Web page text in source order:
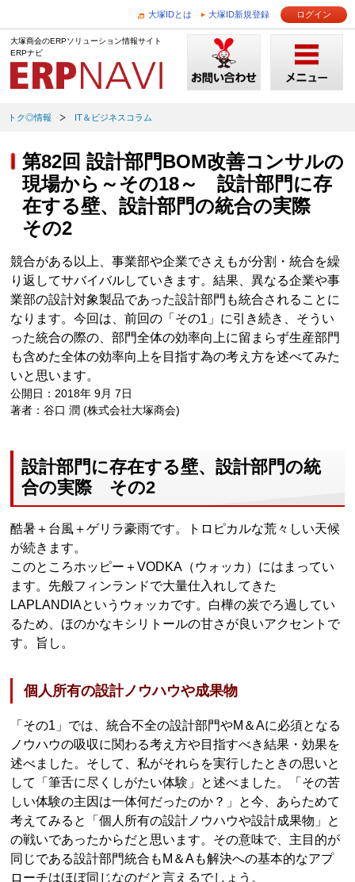
大塚IDとは 大塚ID新規登録 ログイン
大塚商会のERPソリューション情報サイト
ERPナビ
トク◎情報 IT＆ビジネスコラム
第82回 設計部門BOM改善コンサルの
現場から～その18～ 設計部門に存
在する壁、設計部門の統合の実際
その2
競合がある以上、事業部や企業でさえもが分割・統合を繰
り返してサバイバルしていきます。結果、異なる企業や事
業部の設計対象製品であった設計部門も統合されることに
なります。今回は、前回の「その1」に引き続き、そうい
った統合の際の、部門全体の効率向上に留まらず生産部門
も含めた全体の効率向上を目指す為の考え方を述べてみた
いと思います。
公開日：2018年 9月 7日
著者：谷口 潤 (株式会社大塚商会)
設計部門に存在する壁、設計部門の統
合の実際 その2
酷暑＋台風＋ゲリラ豪雨です。トロピカルな荒々しい天候
が続きます。
このところホッピー＋VODKA（ウォッカ）にはまってい
ます。先般フィンランドで大量仕入れしてきた
LAPLANDIAというウォッカです。白樺の炭でろ過してい
るため、ほのかなキシリトールの甘さが良いアクセントで
す。旨し。
個人所有の設計ノウハウや成果物
「その1」では、統合不全の設計部門やM＆Aに必須となる
ノウハウの吸収に関わる考え方や目指すべき結果・効果を
述べました。そして、私がそれらを実行したときの思いと
して「筆舌に尽くしがたい体験」と述べました。「その苦
しい体験の主因は一体何だったのか？」と今、あらためて
考えてみると「個人所有の設計ノウハウや設計成果物」と
の戦いであったからだと思います。その意味で、主目的が
同じである設計部門統合もM＆Aも解決への基本的なアプ
ローチはほぼ同じなのだと言えるでしょう。